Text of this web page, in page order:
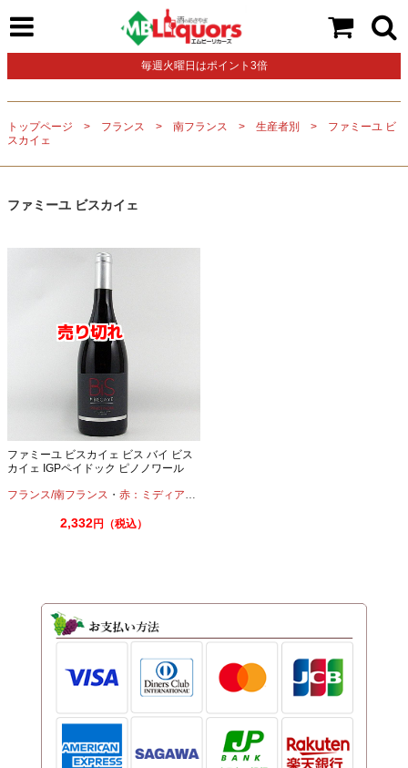
毎週火曜日はポイント3倍
トップページ フランス 南フランス 生産者別
ファミーユ ビ
スカイェ
ファミーユ ビスカイェ
ファミーユ ビスカイェ ビス バイ ビス
カイェ IGPペイドック ピノノワール
フランス/南フランス ・ 赤：ミディアムボディ
2,332円（税込）